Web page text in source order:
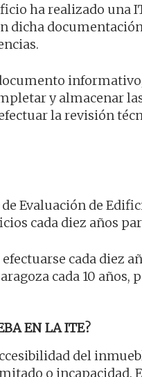
ha realizado una
dicha
y almacenar
la revisión
Evaluación de
cada diez años
cada diez
cada 10
EN LA ITE?
del
o incapacidad.